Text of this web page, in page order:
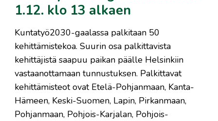
1.12. klo 13 alkaen
Kuntatyö2030-gaalassa palkitaan 50
kehittämistekoa. Suurin osa palkittavista
kehittäjistä saapuu paikan päälle Helsinkiin
vastaanottamaan tunnustuksen. Palkittavat
kehittämisteot ovat Etelä-Pohjanmaan, Kanta-
Hämeen, Keski-Suomen, Lapin, Pirkanmaan,
Pohjanmaan, Pohjois-Karjalan, Pohjois-